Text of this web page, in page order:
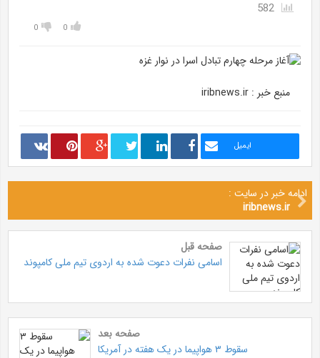
0
0
منبع خبر : iribnews.ir
ایمیل
ادامه خبر در سایت :
iribnews.ir
صفحه قبل
اسامی نفرات دعوت شده به اردوی تیم ملی کامپوند
صفحه بعد
سقوط ۳ هواپیما در یک هفته در آمریکا